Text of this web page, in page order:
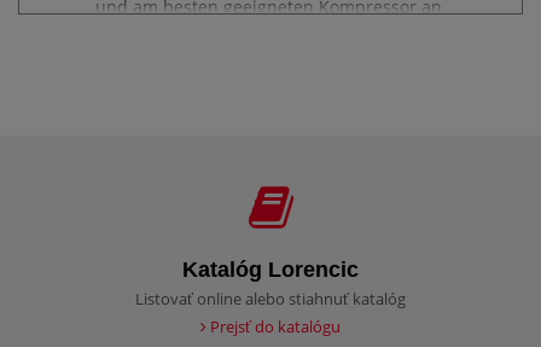
und am besten geeigneten Kompressor an.
Katalóg Lorencic
Listovať online alebo stiahnuť katalóg
Prejsť do katalógu